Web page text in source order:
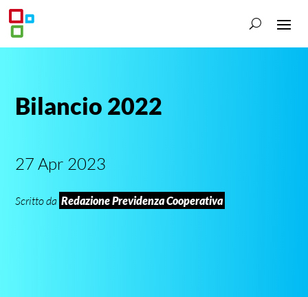
Bilancio 2022
27 Apr 2023
Scritto da Redazione Previdenza Cooperativa